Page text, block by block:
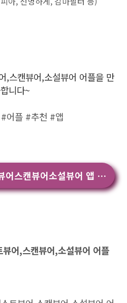
,스캔뷰어,소설뷰어 어플을 만
니다~
어플 #추천 #앱
마루만화뷰어텍스트뷰어스캔뷰어소설뷰어 앱 다운
어,스캔뷰어,소설뷰어 어플